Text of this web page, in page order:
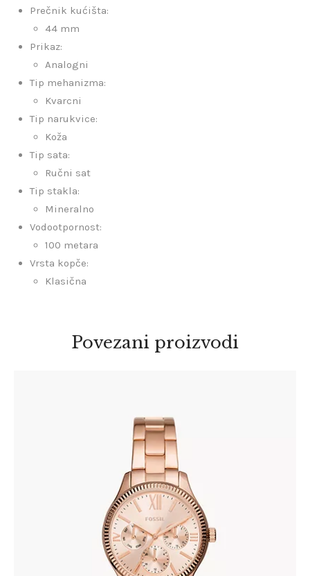
Prečnik kućišta:
44 mm
Prikaz:
Analogni
Tip mehanizma:
Kvarcni
Tip narukvice:
Koža
Tip sata:
Ručni sat
Tip stakla:
Mineralno
Vodootpornost:
100 metara
Vrsta kopče:
Klasična
Povezani proizvodi
FOSSIL BQ3691
345.00 KM